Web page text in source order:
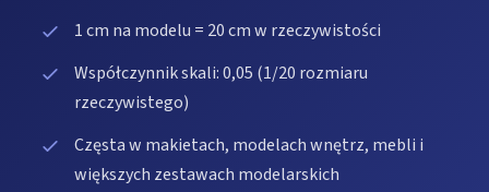
1 cm na modelu = 20 cm w rzeczywistości
Współczynnik skali: 0,05 (1/20 rozmiaru
rzeczywistego)
Częsta w makietach, modelach wnętrz, mebli i
większych zestawach modelarskich